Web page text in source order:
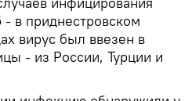
- в приднестровском
вирус был ввезен в
- из России, Турции и